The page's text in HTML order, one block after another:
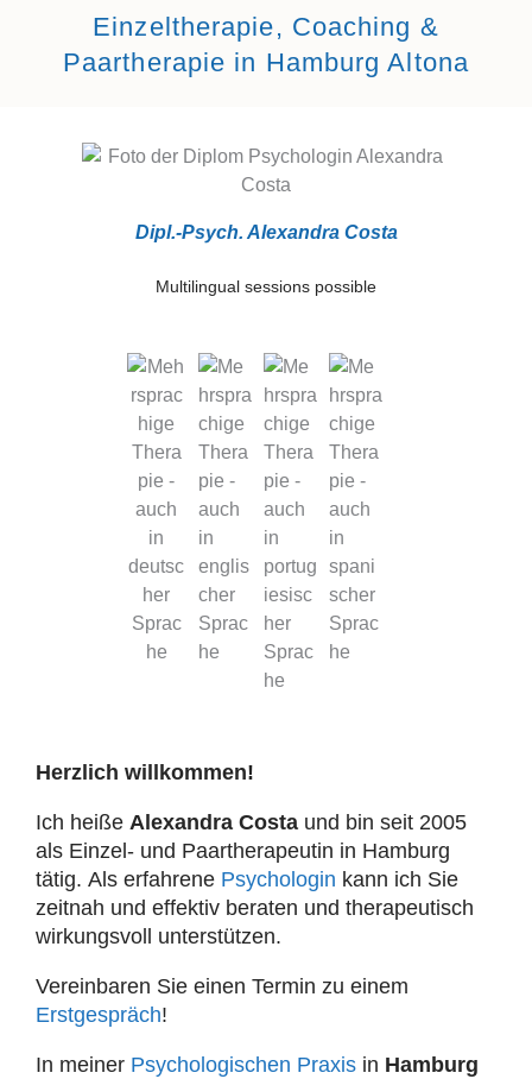
Einzeltherapie, Coaching &
Paartherapie in Hamburg Altona
Dipl.-Psych. Alexandra Costa
Multilingual sessions possible
Herzlich willkommen!
Ich heiße Alexandra Costa und bin seit 2005
als Einzel- und Paartherapeutin in Hamburg
tätig. Als erfahrene Psychologin kann ich Sie
zeitnah und effektiv beraten und therapeutisch
wirkungsvoll unterstützen.
Vereinbaren Sie einen Termin zu einem
Erstgespräch!
In meiner Psychologischen Praxis in Hamburg